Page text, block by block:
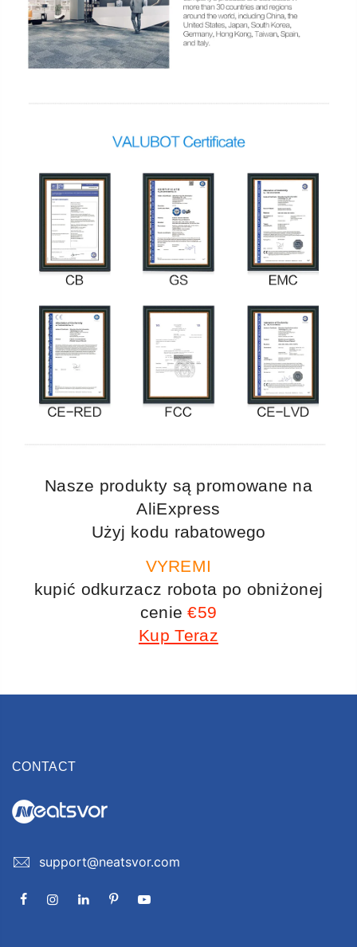
Nasze produkty są promowane na
AliExpress
Użyj kodu rabatowego
VYREMI
kupić odkurzacz robota po obniżonej
cenie €59
Kup Teraz
CONTACT
support@neatsvor.com